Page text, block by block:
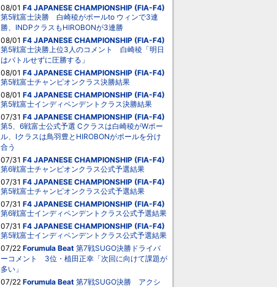
08/01 F4 JAPANESE CHAMPIONSHIP (FIA-F4)
第5戦富士決勝 白崎稜がポールto ウィンで3連
勝、INDPクラスもHIROBONが3連勝
08/01 F4 JAPANESE CHAMPIONSHIP (FIA-F4)
第5戦富士決勝上位3人のコメント 白崎稜「明日
はバトルせずに圧勝する」
08/01 F4 JAPANESE CHAMPIONSHIP (FIA-F4)
第5戦富士チャンピオンクラス決勝結果
08/01 F4 JAPANESE CHAMPIONSHIP (FIA-F4)
第5戦富士インディペンデントクラス決勝結果
07/31 F4 JAPANESE CHAMPIONSHIP (FIA-F4)
第5、6戦富士公式予選 Cクラスは白崎稜がWポー
ル、Iクラスは鳥羽豊とHIROBONがポールを分け
合う
07/31 F4 JAPANESE CHAMPIONSHIP (FIA-F4)
第6戦富士チャンピオンクラス公式予選結果
07/31 F4 JAPANESE CHAMPIONSHIP (FIA-F4)
第5戦富士チャンピオンクラス公式予選結果
07/31 F4 JAPANESE CHAMPIONSHIP (FIA-F4)
第6戦富士インディペンデントクラス公式予選結果
07/31 F4 JAPANESE CHAMPIONSHIP (FIA-F4)
第5戦富士インディペンデントクラス公式予選結果
07/22 Forumula Beat 第7戦SUGO決勝ドライバ
ーコメント 3位・植田正幸「次回に向けて課題が
多い」
07/22 Forumula Beat 第7戦SUGO決勝 アクシ